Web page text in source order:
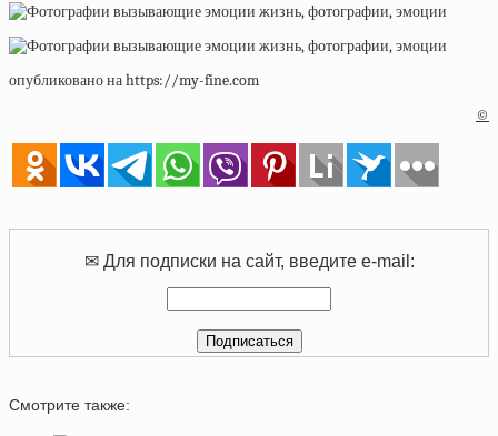
опубликовано на https://my-fine.com
©
✉ Для подписки на сайт, введите e-mail:
Смотрите также: